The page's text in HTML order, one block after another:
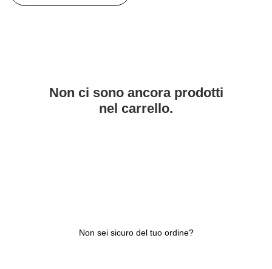
Non ci sono ancora prodotti
nel carrello.
Non sei sicuro del tuo ordine?